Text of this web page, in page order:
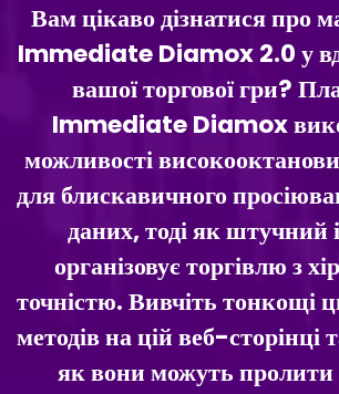
Вам цікаво дізнатися про
Immediate Diamox 2.0 у
вашої торгової гри?
Immediate Diamox
можливості
для блискавичного
даних, тоді як штучний
організовує торгівлю з
точністю. Вивчіть тонкощі
методів на цій веб-сторінці
як вони можуть пролити